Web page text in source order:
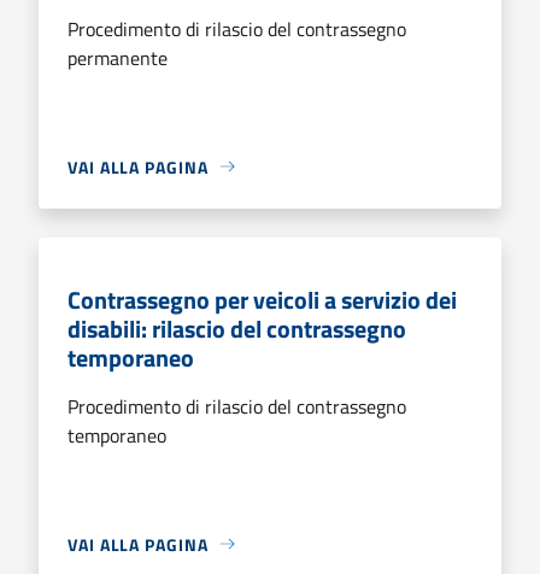
Procedimento di rilascio del contrassegno
permanente
VAI ALLA PAGINA
Contrassegno per veicoli a servizio dei
disabili: rilascio del contrassegno
temporaneo
Procedimento di rilascio del contrassegno
temporaneo
VAI ALLA PAGINA